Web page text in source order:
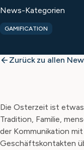
News-Kategorien
GAMIFICATION
Zurück zu allen
Die Osterzeit ist
Tradition, Familie,
der Kommunikation
Geschäftskontakten